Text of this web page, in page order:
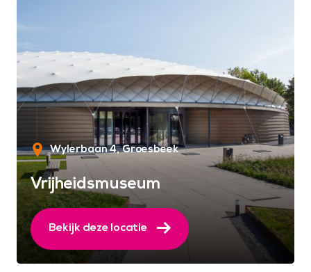
Wylerbaan 4 Groesbeek
Vrijheidsmuseum
Bekijk deze locatie